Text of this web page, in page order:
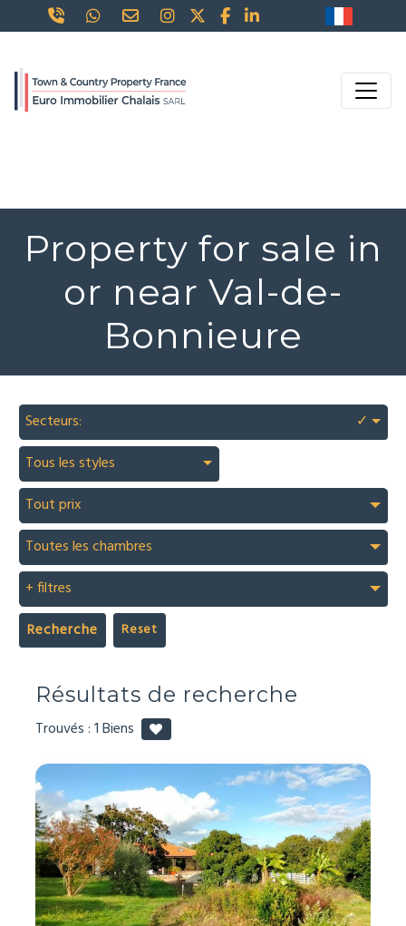
Property for sale in
or near Val-de-
Bonnieure
Secteurs:
✓
Tous les styles
Tout prix
Toutes les chambres
+ filtres
Recherche
Résultats de recherche
Trouvés :1Biens